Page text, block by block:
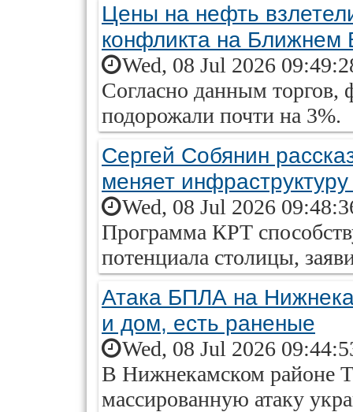
Цены на нефть
конфликта на Ближнем
Wed, 08 Jul 2026
Согласно данным
подорожали почти на 3%.
Сергей Собянин
меняет
Wed, 08 Jul 2026
Программа КРТ
потенциала столицы,
Атака БПЛА на
и дом, есть раненые
Wed, 08 Jul 2026
В Нижнекамском районе
массированную атаку